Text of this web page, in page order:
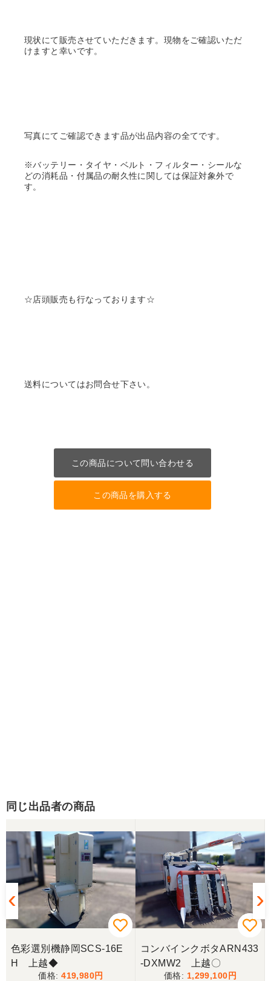
現状にて販売させていただきます。現物をご確認いただ
けますと幸いです。
写真にてご確認できます品が出品内容の全てです。
※バッテリー・タイヤ・ベルト・フィルター・シールな
どの消耗品・付属品の耐久性に関しては保証対象外で
す。
☆店頭販売も行なっております☆
送料についてはお問合せ下さい。
この商品について問い合わせる
この商品を購入する
同じ出品者の商品
色彩選別機静岡SCS-16E
H 上越◆
419,980
コンバインクボタARN433
-DXMW2 上越〇
1,299,100